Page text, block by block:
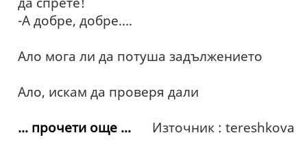
-А добре, добре....
Ало мога ли да потуша задължението
Ало, искам да проверя дали
Източник : tereshkova
... прочети още ...